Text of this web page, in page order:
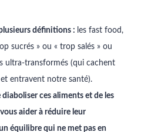
définitions : les fast food,
sucrés » ou « trop salés » ou
ultra-transformés (qui cachent
entravent notre santé).
diaboliser ces aliments et de les
aider à réduire leur
équilibre qui ne met pas en